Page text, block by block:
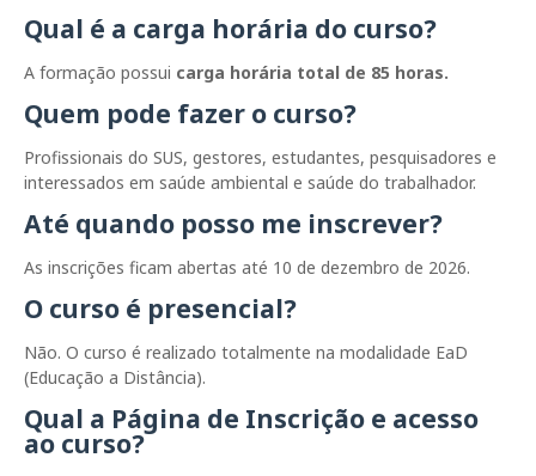
Qual é a carga horária do curso?
A formação possui carga horária total de 85 horas.
Quem pode fazer o curso?
Profissionais do SUS, gestores, estudantes, pesquisadores e
interessados em saúde ambiental e saúde do trabalhador.
Até quando posso me inscrever?
As inscrições ficam abertas até 10 de dezembro de 2026.
O curso é presencial?
Não. O curso é realizado totalmente na modalidade EaD
(Educação a Distância).
Qual a Página de Inscrição e acesso
ao curso?